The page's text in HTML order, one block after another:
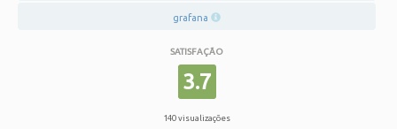
grafana
SATISFAÇÃO
3.7
140 visualizações